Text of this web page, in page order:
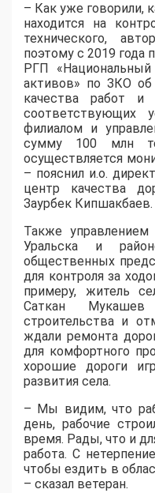
– Как уже говорили,
находится на
технического,
поэтому с 2019 года
РГП
активов» по ЗКО об
качества работ и
соответствующих
филиалом и
сумму 100 млн
осуществляется
– пояснил и.о.
центр качества
Заурбек Кипшакбаев.
Также
Уральска и
общественных
для контроля за
примеру, житель
Саткан
строительства и
ждали ремонта
для комфортного
хорошие дороги
развития села.
– Мы видим, что
день, рабочие
время. Рады, что и
работа. С
чтобы ездить в
– сказал ветеран.